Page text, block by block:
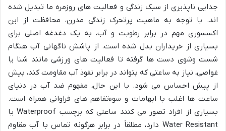
جدایی ناپذیری از سبک زندگی و فعالیت های روزمره ما تبدیل شده
اند. با توجه به ماهیت پرتحرک زندگی مدرن، محافظت از این
اکسسوری مهم در برابر رطوبت و آب، به یک دغدغه اصلی برای
بسیاری از خریداران بدل شده است. از پاشش ناگهانی آب هنگام
شست وشوی دست ها گرفته تا فعالیت های ورزشی مانند شنا یا
غواصی، نیاز به ساعتی که بتواند در برابر نفوذ آب مقاومت کند، بیش
از پیش احساس می شود. با این حال، مفهوم ضد آب در دنیای
ساعت ها اغلب با ابهامات و سوءتفاهم های فراوانی همراه است.
بسیاری از افراد تصور می کنند ساعتی که برچسب Waterproof یا
Water Resistant دارد، مطلقاً در برابر هرگونه تماس با آب مقاوم